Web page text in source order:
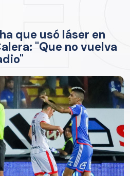
que usó láser en
"Que no vuelva